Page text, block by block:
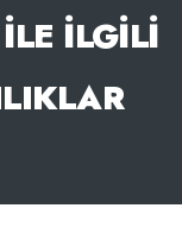
İLGILI